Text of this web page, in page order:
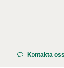
Kontakta oss